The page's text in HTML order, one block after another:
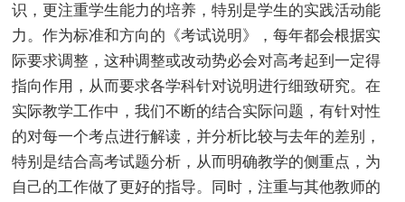
识，更注重学生能力的培养，特别是学生的实践活动能
力。作为标准和方向的《考试说明》，每年都会根据实
际要求调整，这种调整或改动势必会对高考起到一定得
指向作用，从而要求各学科针对说明进行细致研究。在
实际教学工作中，我们不断的结合实际问题，有针对性
的对每一个考点进行解读，并分析比较与去年的差别，
特别是结合高考试题分析，从而明确教学的侧重点，为
自己的工作做了更好的指导。同时，注重与其他教师的